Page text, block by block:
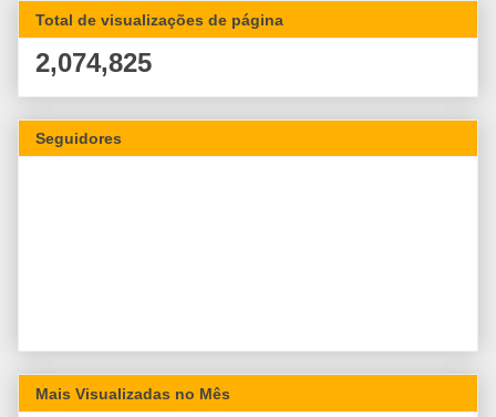
Total de visualizações de página
2,074,825
Seguidores
Mais Visualizadas no Mês